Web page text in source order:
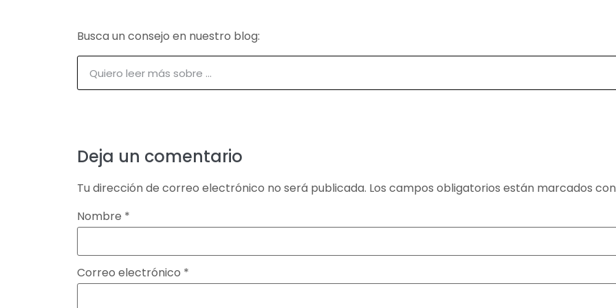
Busca un consejo en nuestro blog:
Deja un comentario
Tu dirección de correo electrónico no será publicada. Los campos obligatorios están marcados
Nombre *
Correo electrónico *